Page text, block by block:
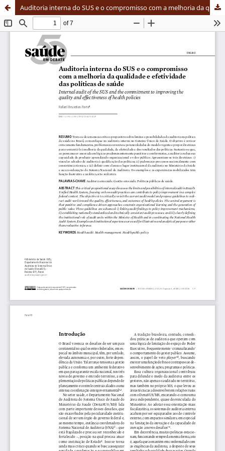
Auditoria interna do SUS e o compromisso com a melhoria da qualidade e efetividade das políticas de saúde